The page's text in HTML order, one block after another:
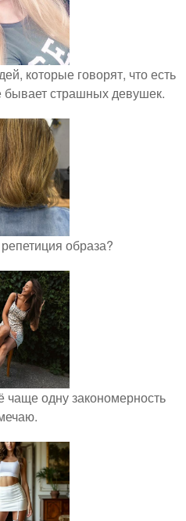
которые говорят, что есть
страшных девушек.
образа?
одну закономерность